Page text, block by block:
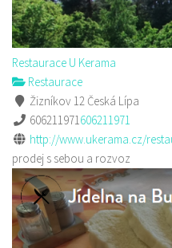
Restaurace U Kerama
Restaurace
Žizníkov 12 Česká Lípa
606211971606211971
http://www.ukerama.cz/
prodej s sebou a rozvoz